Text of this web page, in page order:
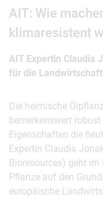
AIT: Wie
klimaresistent
AIT Expertin Claudia
für die
Die heimische
bemerkenswert
Eigenschaften die
Expertin Claudia
Bioresources) geht im
Pflanze auf den
europäische